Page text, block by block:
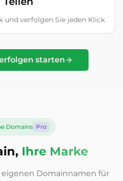
und verfolgen Sie jeden Klick
starten
Domains Pro
Ihre Marke
Domainnamen für